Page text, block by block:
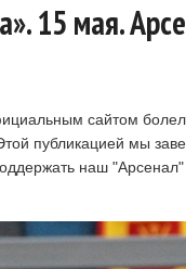
15 мая.
сайтом
публикацией мы
наш